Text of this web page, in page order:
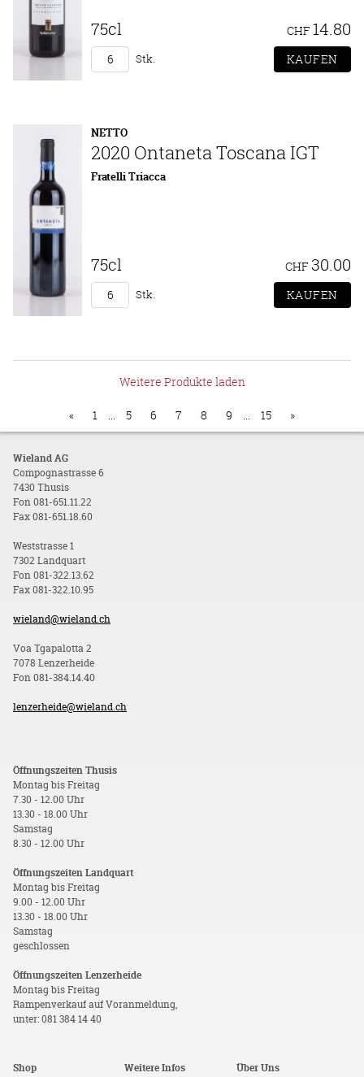
75cl CHF 14.80
Stk.
NETTO
2020 Ontaneta Toscana IGT
Fratelli Triacca
75cl CHF 30.00
Stk.
Weitere Produkte laden
« 1 ... 5 6 7 8 9 ... 15 »
Wieland AG
Compognastrasse 6
7430 Thusis
Fon 081-651.11.22
Fax 081-651.18.60
Weststrasse 1
7302 Landquart
Fon 081-322.13.62
Fax 081-322.10.95
wieland@wieland.ch
Voa Tgapalotta 2
7078 Lenzerheide
Fon 081-384.14.40
lenzerheide@wieland.ch
Öffnungszeiten Thusis
Montag bis Freitag
7.30 - 12.00 Uhr
13.30 - 18.00 Uhr
Samstag
8.30 - 12.00 Uhr
Öffnungszeiten Landquart
Montag bis Freitag
9.00 - 12.00 Uhr
13.30 - 18.00 Uhr
Samstag
geschlossen
Öffnungszeiten Lenzerheide
Montag bis Freitag
Rampenverkauf auf Voranmeldung,
unter: 081 384 14 40
Shop
Weitere Infos
Über Uns